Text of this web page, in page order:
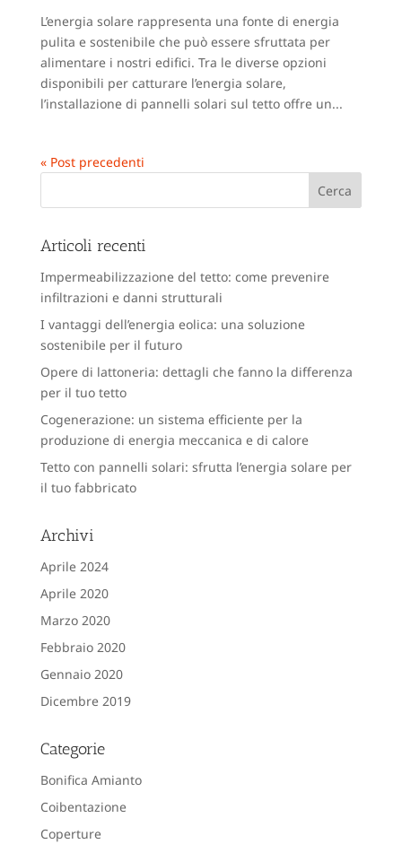
L’energia solare rappresenta una fonte di energia
pulita e sostenibile che può essere sfruttata per
alimentare i nostri edifici. Tra le diverse opzioni
disponibili per catturare l’energia solare,
l’installazione di pannelli solari sul tetto offre un...
« Post precedenti
Articoli recenti
Impermeabilizzazione del tetto: come prevenire
infiltrazioni e danni strutturali
I vantaggi dell’energia eolica: una soluzione
sostenibile per il futuro
Opere di lattoneria: dettagli che fanno la differenza
per il tuo tetto
Cogenerazione: un sistema efficiente per la
produzione di energia meccanica e di calore
Tetto con pannelli solari: sfrutta l’energia solare per
il tuo fabbricato
Archivi
Aprile 2024
Aprile 2020
Marzo 2020
Febbraio 2020
Gennaio 2020
Dicembre 2019
Categorie
Bonifica Amianto
Coibentazione
Coperture